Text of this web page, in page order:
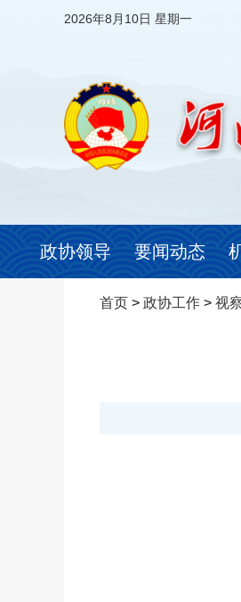
2026年8月10日 星期一
政协领导 要闻动态
首页 > 政协工作 > 视